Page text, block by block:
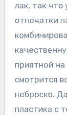
лак, так что
отпечатки
приятной
смотрится
неброско.
пластика с